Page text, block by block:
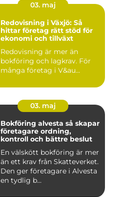
03. maj
Redovisning i Växjö: Så
hittar företag rätt stöd för
ekonomi och tillväxt
Redovisning är mer än
bokföring och lagkrav. För
många företag i V&au...
03. maj
Bokföring alvesta så skapar
företagare ordning,
kontroll och bättre beslut
En välskött bokföring är mer
än ett krav från Skatteverket.
Den ger företagare i Alvesta
en tydlig b...